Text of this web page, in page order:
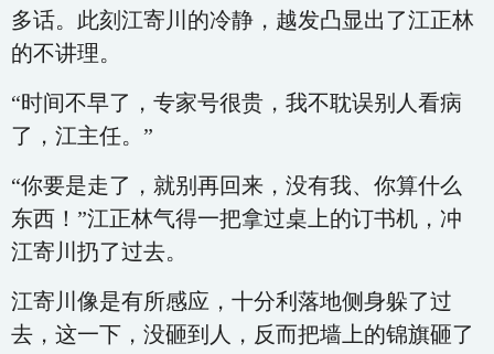
多话。此刻江寄川的冷静，越发凸显出了江正林
的不讲理。
“时间不早了，专家号很贵，我不耽误别人看病
了，江主任。”
“你要是走了，就别再回来，没有我、你算什么
东西！”江正林气得一把拿过桌上的订书机，冲
江寄川扔了过去。
江寄川像是有所感应，十分利落地侧身躲了过
去，这一下，没砸到人，反而把墙上的锦旗砸了